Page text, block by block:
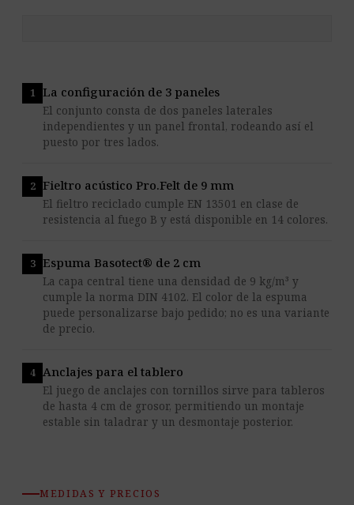
La configuración de 3 paneles
El conjunto consta de dos paneles laterales
independientes y un panel frontal, rodeando así el
puesto por tres lados.
Fieltro acústico Pro.Felt de 9 mm
El fieltro reciclado cumple EN 13501 en clase de
resistencia al fuego B y está disponible en 14 colores.
Espuma Basotect® de 2 cm
La capa central tiene una densidad de 9 kg/m³ y
cumple la norma DIN 4102. El color de la espuma
puede personalizarse bajo pedido; no es una variante
de precio.
Anclajes para el tablero
El juego de anclajes con tornillos sirve para tableros
de hasta 4 cm de grosor, permitiendo un montaje
estable sin taladrar y un desmontaje posterior.
MEDIDAS Y PRECIOS